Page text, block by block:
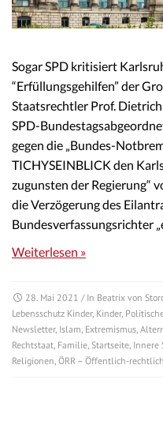
Sogar SPD kritisiert
“Erfüllungsgehilfen” der
Staatsrechtler Prof.
SPD-
gegen die „Bundes-
TICHYSEINBLICK den
zugunsten der Regierung“
die Verzögerung des
Bundesverfassungsrichter
Weiterlesen »
28. Mai 2021 / In Beatrix von
Lebensschutz Kinder, Kinder,
Newsletter, Islam, Extremismus,
Rechtstaat, Familie, Startseite, Innere
Religionen, ÖRR – Öffentlich-